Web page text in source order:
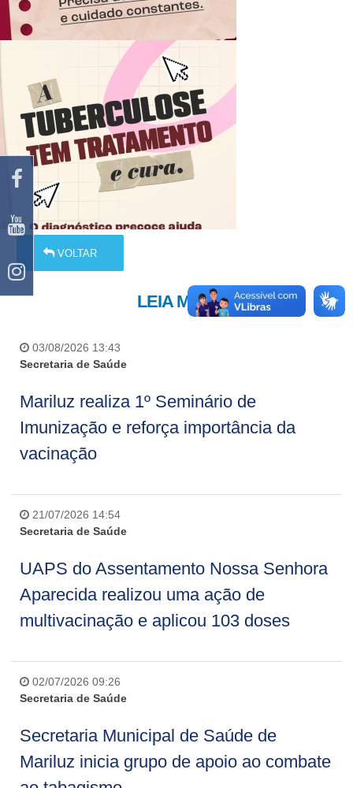
VOLTAR
LEIA MAIS
03/08/2026 13:43
Secretaria de Saúde
Mariluz realiza 1º Seminário de
Imunização e reforça importância da
vacinação
21/07/2026 14:54
Secretaria de Saúde
UAPS do Assentamento Nossa Senhora
Aparecida realizou uma ação de
multivacinação e aplicou 103 doses
02/07/2026 09:26
Secretaria de Saúde
Secretaria Municipal de Saúde de
Mariluz inicia grupo de apoio ao combate